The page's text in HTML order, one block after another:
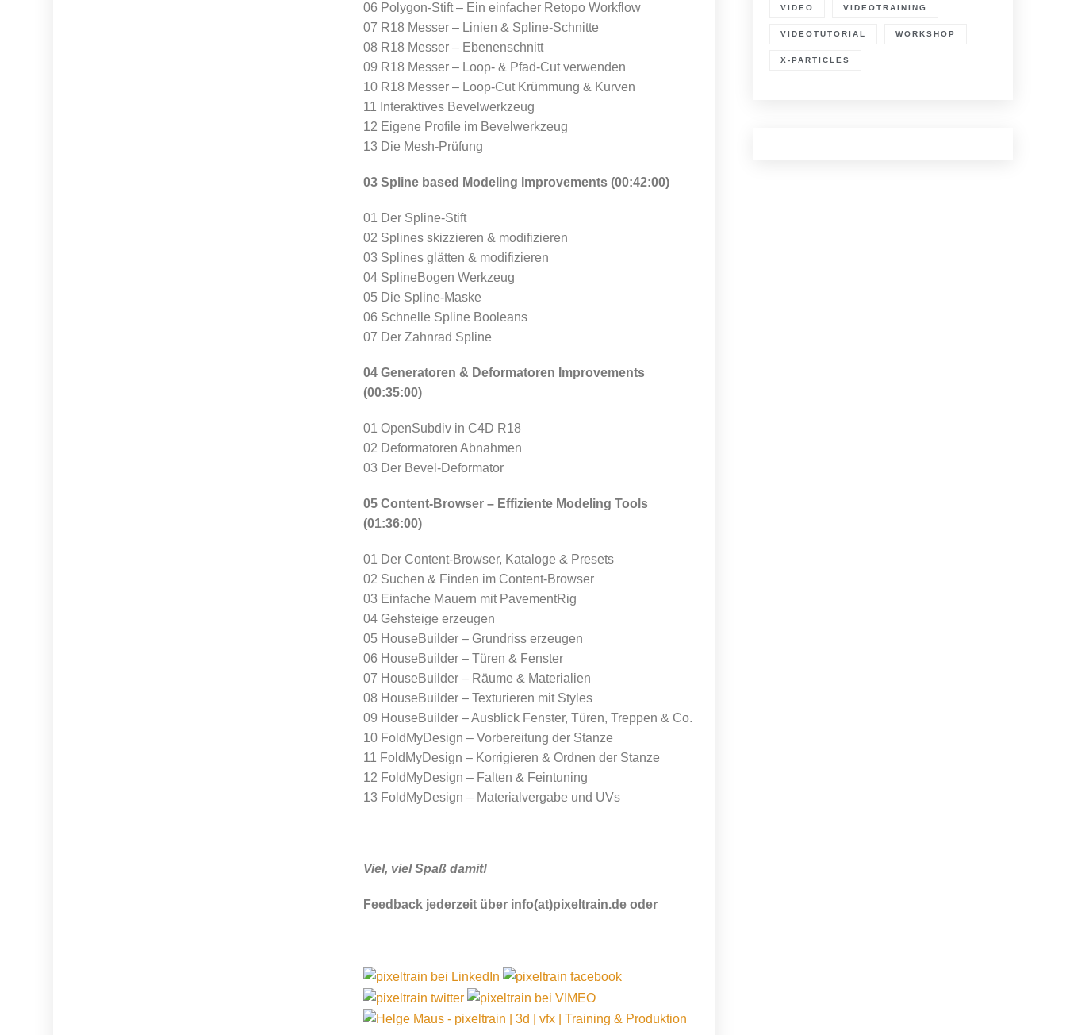
06 Polygon-Stift – Ein einfacher Retopo Workflow
07 R18 Messer – Linien & Spline-Schnitte
08 R18 Messer – Ebenenschnitt
09 R18 Messer – Loop- & Pfad-Cut verwenden
10 R18 Messer – Loop-Cut Krümmung & Kurven
11 Interaktives Bevelwerkzeug
12 Eigene Profile im Bevelwerkzeug
13 Die Mesh-Prüfung
03 Spline based Modeling Improvements (00:42:00)
01 Der Spline-Stift
02 Splines skizzieren & modifizieren
03 Splines glätten & modifizieren
04 SplineBogen Werkzeug
05 Die Spline-Maske
06 Schnelle Spline Booleans
07 Der Zahnrad Spline
04 Generatoren & Deformatoren Improvements
(00:35:00)
01 OpenSubdiv in C4D R18
02 Deformatoren Abnahmen
03 Der Bevel-Deformator
05 Content-Browser – Effiziente Modeling Tools
(01:36:00)
01 Der Content-Browser, Kataloge & Presets
02 Suchen & Finden im Content-Browser
03 Einfache Mauern mit PavementRig
04 Gehsteige erzeugen
05 HouseBuilder – Grundriss erzeugen
06 HouseBuilder – Türen & Fenster
07 HouseBuilder – Räume & Materialien
08 HouseBuilder – Texturieren mit Styles
09 HouseBuilder – Ausblick Fenster, Türen, Treppen & Co.
10 FoldMyDesign – Vorbereitung der Stanze
11 FoldMyDesign – Korrigieren & Ordnen der Stanze
12 FoldMyDesign – Falten & Feintuning
13 FoldMyDesign – Materialvergabe und UVs
Viel, viel Spaß damit!
Feedback jederzeit über info(at)pixeltrain.de oder
VIDEO VIDEOTRAINING
VIDEOTUTORIAL WORKSHOP
X-PARTICLES